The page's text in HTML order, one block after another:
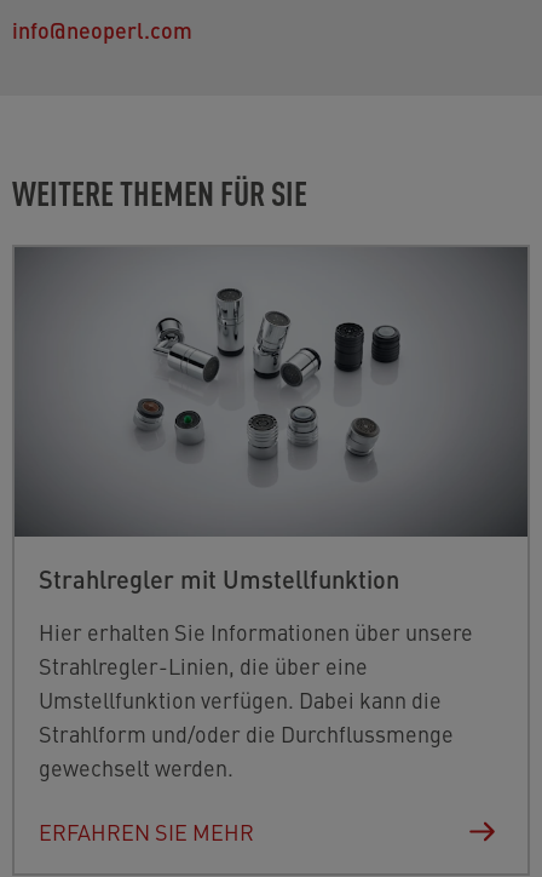
info@neoperl.com
WEITERE THEMEN FÜR SIE
Strahlregler mit Umstellfunktion
Hier erhalten Sie Informationen über unsere
Strahlregler-Linien, die über eine
Umstellfunktion verfügen. Dabei kann die
Strahlform und/oder die Durchflussmenge
gewechselt werden.
ERFAHREN SIE MEHR